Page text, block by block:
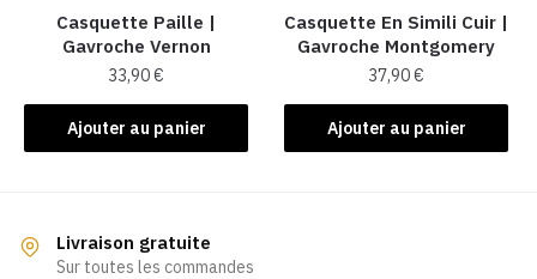
Casquette Paille |
Gavroche Vernon
33,90€
Ajouter au panier
Casquette En Simili Cuir​ |
Gavroche Montgomery
37,90€
Ajouter au panier
Livraison gratuite
Sur toutes les commandes